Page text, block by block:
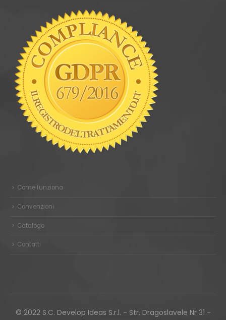
Come funziona
Convenzioni
Catalogo
Contatti
© 2022 S.C. Develop Ideas S.r.l. - Str. Dragoslavele Nr 31 -